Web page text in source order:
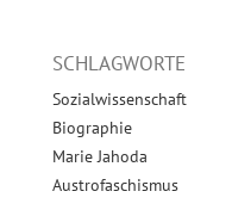
SCHLAGWORTE
Sozialwissenschaft
Biographie
Marie Jahoda
Austrofaschismus